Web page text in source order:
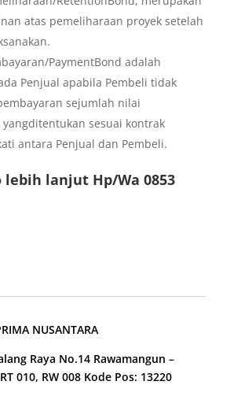
atas pemeliharaan proyek setelah
PaymentBond adalah
Penjual apabila Pembeli tidak
sejumlah nilai
sesuai kontrak
antara Penjual dan Pembeli.
lanjut Hp/Wa 0853
NUSANTARA
Raya No.14 Rawamangun –
010, RW 008 Kode Pos: 13220